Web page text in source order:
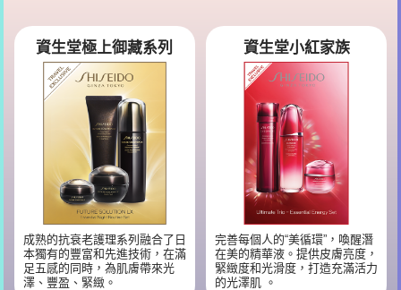
資生堂極上御藏系列
成熟的抗衰老護理系列融合了日
本獨有的豐富和先進技術，在滿
足五感的同時，為肌膚帶來光
澤、豐盈、緊緻。
資生堂小紅家族
完善每個人的“美循環”，喚醒潛
在美的精華液。提供皮膚亮度，
緊緻度和光滑度，打造充滿活力
的光澤肌 。